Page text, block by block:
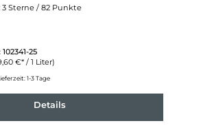
Sterne / 82 Punkte
102341-25
€* / 1 Liter)
1-3 Tage
Details